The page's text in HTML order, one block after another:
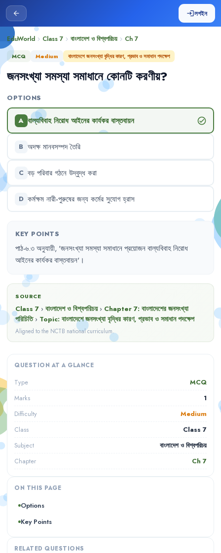
arrow_back loginলগইন
EduWorld chevron_right Class 7 chevron_right বাংলাদেশ ও বিশ্বপরিচয় chevron_right Ch 7
MCQ Medium বাংলাদেশে জনসংখ্যা বৃদ্ধির কারণ, প্রভাব ও সমাধান পদক্ষেপ
জনসংখ্যা সমস্যা সমাধানে কোনটি করণীয়?
OPTIONS
A বাল্যবিবাহ নিরোধ আইনের কার্যকর বাস্তবায়ন check_circle
B অদক্ষ মানবসম্পদ তৈরি
C বড় পরিবার গঠনে উদ্বুদ্ধ করা
D কর্মক্ষম নারী-পুরুষের জন্য কর্মের সুযোগ হ্রাস
KEY POINTS
পাঠ-৬.৩অনুযায়ী, 'জনসংখ্যাসমস্যাসমাধানেপ্রয়োজনবাল্যবিবাহনিরোধ
আইনেরকার্যকরবাস্তবায়ন'।
SOURCE
Class 7 › বাংলাদেশ ও বিশ্বপরিচয় › Chapter 7: বাংলাদেশের জনসংখ্যা
পরিচিতি › Topic: বাংলাদেশে জনসংখ্যা বৃদ্ধির কারণ, প্রভাব ও সমাধান পদক্ষেপ
Aligned to the NCTB national curriculum.
QUESTION AT A GLANCE
Type MCQ
Marks 1
Difficulty Medium
Class Class 7
Subject বাংলাদেশ ও বিশ্বপরিচয়
Chapter Ch 7
ON THIS PAGE
Options
Key Points
RELATED QUESTIONS